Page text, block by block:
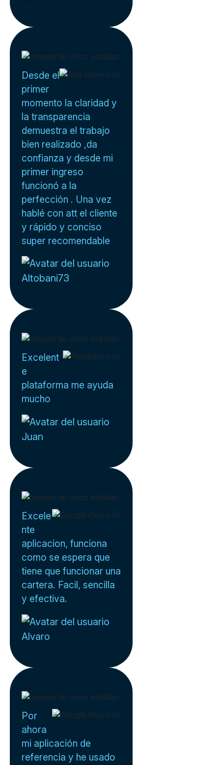
Desde el
primer
momento la claridad y
la transparencia
demuestra el trabajo
bien realizado ,da
confianza y desde mi
primer ingreso
funcionó a la
perfección . Una vez
hablé con att el cliente
y rápido y conciso
super recomendable
Altobani73
Excelent
e
plataforma me ayuda
mucho
Juan
Excele
nte
aplicacion, funciona
como se espera que
tiene que funcionar una
cartera. Facil, sencilla
y efectiva.
Alvaro
Por
ahora
mi aplicación de
referencia y he usado